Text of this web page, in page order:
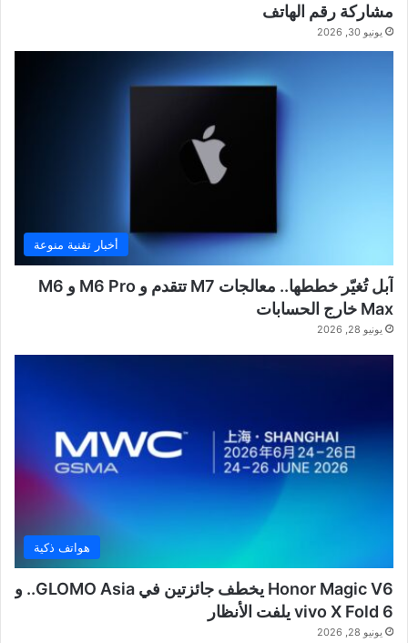
مشاركة رقم الهاتف
يونيو 30, 2026
أخبار تقنية منوعة
آبل تُغيّر خططها.. معالجات M7 تتقدم و M6 Pro و M6
Max خارج الحسابات
يونيو 28, 2026
هواتف ذكية
Honor Magic V6 يخطف جائزتين في GLOMO Asia.. و
vivo X Fold 6 يلفت الأنظار
يونيو 28, 2026